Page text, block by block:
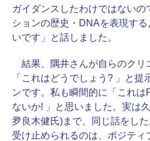
ガイダンスしたわけではない
ションの歴史・DNAを表現す
いです」と話しました。
結果、隅井さんが自らのクリ
「これはどうでしょう? 」と提
ンです。私も瞬間的に「これは
ないか! 」と思いました。実は
夛良木健氏)まで、同じ話をし
受け止められるのは、ポジティ